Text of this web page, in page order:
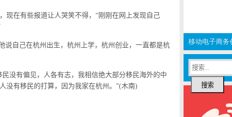
在有些报道让人哭笑不得，“刚刚在网上发现自己
自己在杭州出生，杭州上学，杭州创业，一直都是杭
没有偏见，人各有志，我相信绝大部分移民海外的中
没有移民的打算，因为我家在杭州。”(木南)
搜索